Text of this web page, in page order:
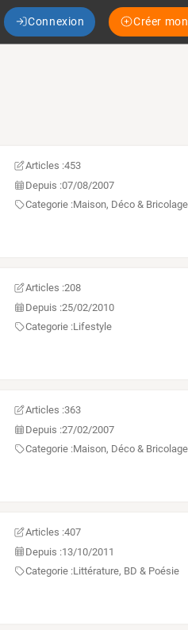
Connexion Créer
Articles :453
Depuis :07/08/2007
Categorie :Maison, Déco & Bricolage
Articles :208
Depuis :25/02/2010
Categorie :Lifestyle
Articles :363
Depuis :27/02/2007
Categorie :Maison, Déco & Bricolage
Articles :407
Depuis :13/10/2011
Categorie :Littérature, BD & Poésie